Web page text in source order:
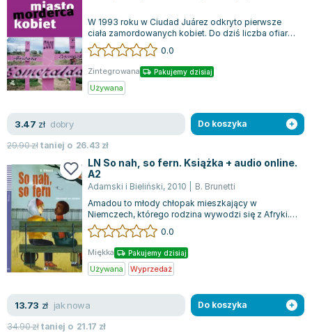
W 1993 roku w Ciudad Juárez odkryto pierwsze
ciała zamordowanych kobiet. Do dziś liczba ofiar
sięgnęła około czterystu, a pięćset...
0.0
Zintegrowana Pakujemy dzisiaj
Używana
3.47 zł dobry
29.90złtaniej o 26.43 zł
Do koszyka
LN So nah, so fern. Książka + audio online.
A2
Adamski i Bieliński, 2010
B. Brunetti
Amadou to młody chłopak mieszkający w
Niemczech, którego rodzina wywodzi się z Afryki.
Charakteryzuje się bystrym umysłem, uczciwo...
0.0
Miękka Pakujemy dzisiaj
Używana Wyprzedaż
13.73 zł jak nowa
34.90złtaniej o 21.17 zł
Do koszyka